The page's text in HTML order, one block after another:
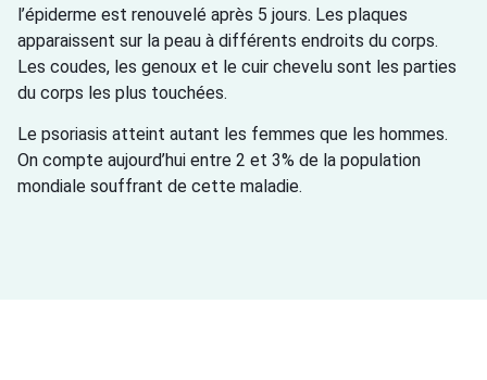
l’épiderme est renouvelé après 5 jours. Les plaques
apparaissent sur la peau à différents endroits du corps.
Les coudes, les genoux et le cuir chevelu sont les parties
du corps les plus touchées.
Le psoriasis atteint autant les femmes que les hommes.
On compte aujourd’hui entre 2 et 3% de la population
mondiale souffrant de cette maladie.